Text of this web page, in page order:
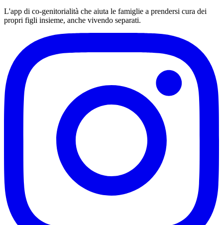
L'app di co-genitorialità che aiuta le famiglie a prendersi cura dei
propri figli insieme, anche vivendo separati.